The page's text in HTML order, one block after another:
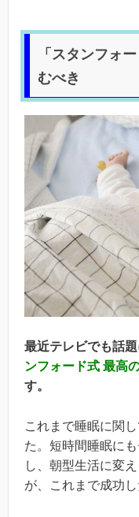
「スタンフォ
むべき
最近テレビでも話
ンフォード式 最高
す。
これまで睡眠に関
た。短時間睡眠に
し、朝型生活に変
が、これまで成功